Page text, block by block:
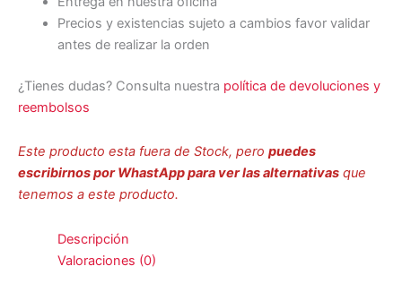
Precios y existencias sujeto a cambios favor validar
antes de realizar la orden
¿Tienes dudas? Consulta nuestra política de devoluciones y
reembolsos
Este producto esta fuera de Stock, pero puedes
escribirnos por WhastApp para ver las alternativas que
tenemos a este producto.
Descripción
Valoraciones (0)